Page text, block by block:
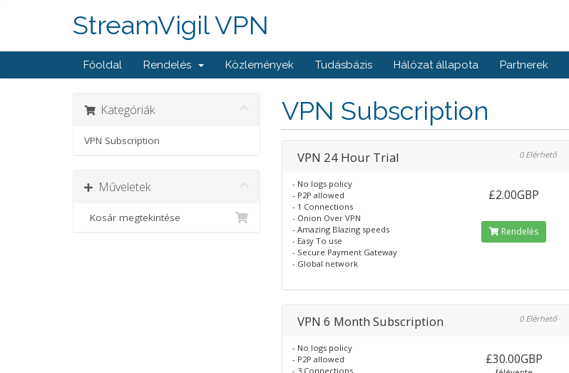
StreamVigil VPN
Főoldal Rendelés Közlemények Tudásbázis Hálózat állapota Partnerek
Kategóriák
VPN Subscription
Műveletek
Kosár megtekintése
VPN Subscription
VPN 24 Hour Trial 0 Elérhető
- No logs policy
- P2P allowed
- 1 Connections
- Onion Over VPN
- Amazing Blazing speeds
- Easy To use
- Secure Payment Gateway
- Global network
£2.00GBP
Rendelés
VPN 6 Month Subscription 0 Elérhető
- No logs policy
- P2P allowed
- 3 Connections
£30.00GBP